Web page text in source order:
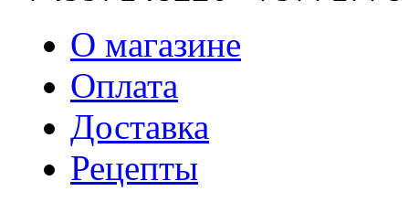
О магазине
Оплата
Доставка
Рецепты